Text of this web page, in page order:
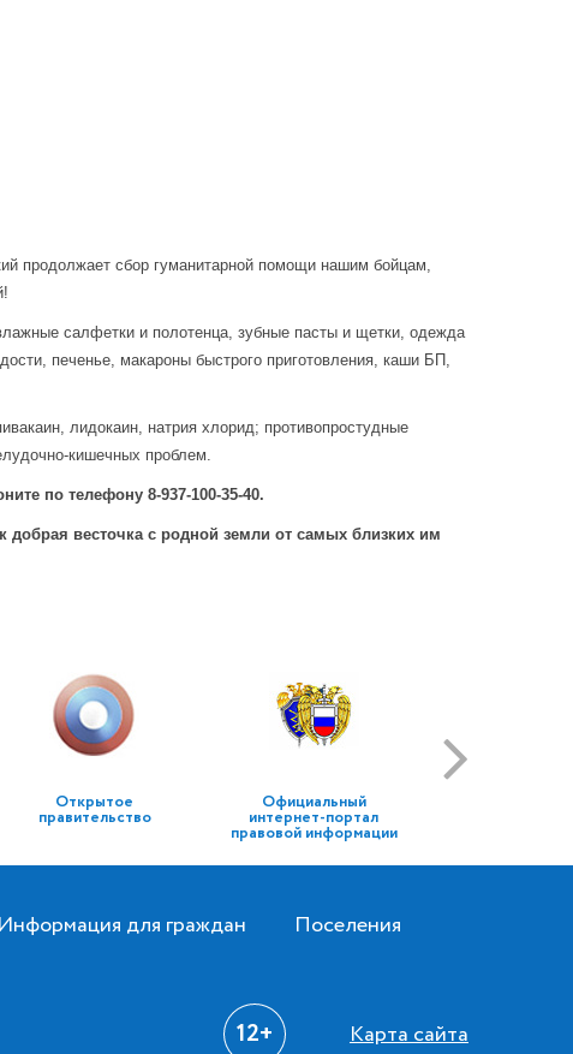
продолжает сбор гуманитарной помощи нашим бойцам,
салфетки и полотенца, зубные пасты и щетки, одежда
печенье, макароны быстрого приготовления, каши БП,
лидокаин, натрия хлорид; противопростудные
кишечных проблем.
по телефону 8-937-100-35-40.
весточка с родной земли от самых близких им
Открытое
правительство
Официальный
интернет-портал
правовой информации
Информация для граждан Поселения
12+ Карта сайта